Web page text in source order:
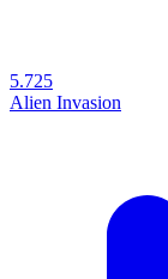
5.725
Alien Invasion